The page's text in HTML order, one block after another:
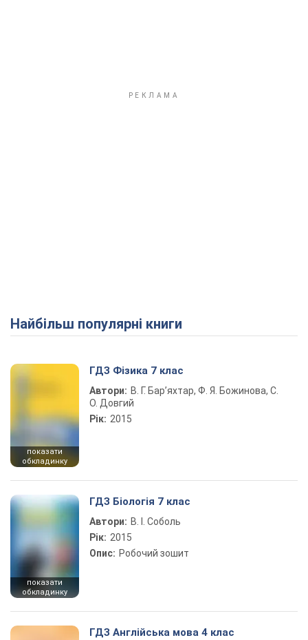
Найбільш популярні книги
показати
обкладинку
ГДЗ Фізика 7 клас
Автори: В. Г. Бар’яхтар, Ф. Я. Божинова, С.
О. Довгий
Рік: 2015
показати
обкладинку
ГДЗ Біологія 7 клас
Автори: В. І. Соболь
Рік: 2015
Опис: Робочий зошит
ГДЗ Англійська мова 4 клас